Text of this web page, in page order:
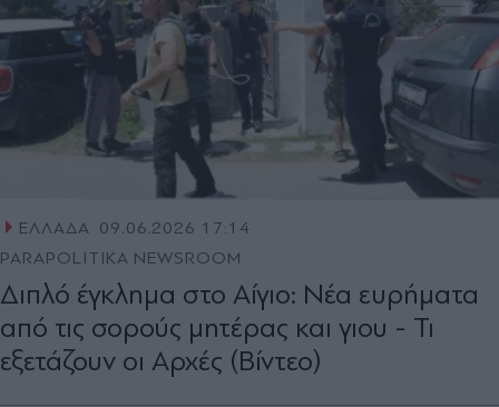
ΕΛΛΑΔΑ 09.06.2026 17:14
PARAPOLITIKA NEWSROOM
Διπλό έγκλημα στο Αίγιο: Νέα ευρήματα
από τις σορούς μητέρας και γιου - Τι
εξετάζουν οι Αρχές (Βίντεο)